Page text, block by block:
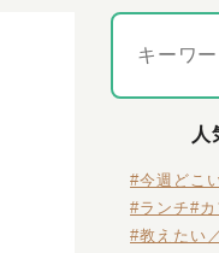
人
#今週どこ
#ランチ#カ
#教えたい